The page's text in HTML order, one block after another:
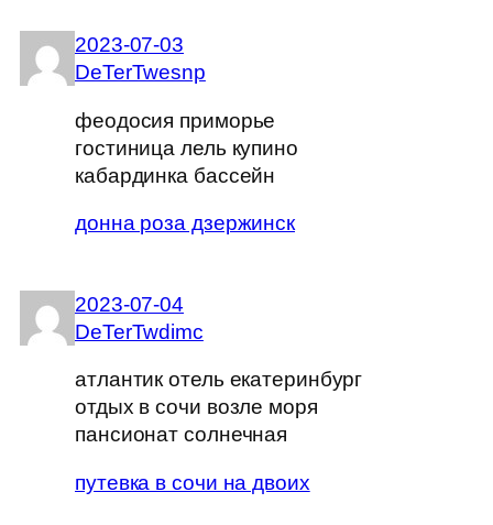
2023-07-03
DeTerTwesnp
феодосия приморье
гостиница лель купино
кабардинка бассейн
донна роза дзержинск
2023-07-04
DeTerTwdimc
атлантик отель екатеринбург
отдых в сочи возле моря
пансионат солнечная
путевка в сочи на двоих